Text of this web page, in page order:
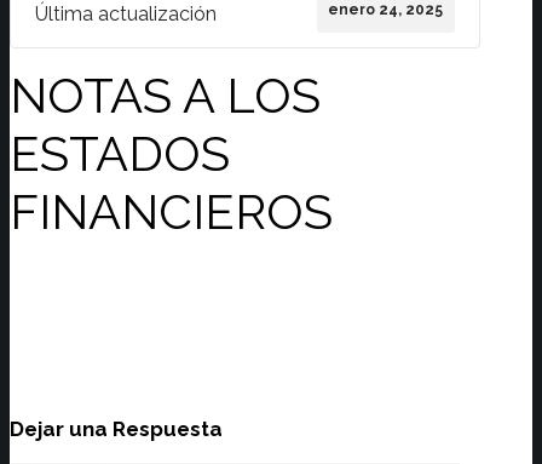
Última actualización enero 24, 2025
NOTAS A LOS
ESTADOS
FINANCIEROS
Dejar una Respuesta